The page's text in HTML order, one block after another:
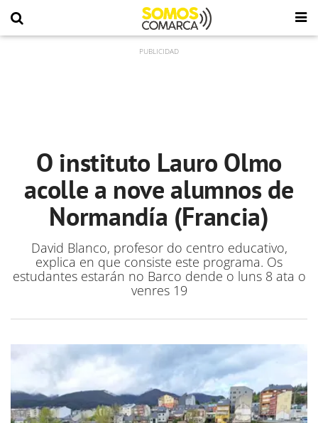
O instituto Lauro Olmo
acolle a nove alumnos de
Normandía (Francia)
David Blanco, profesor do centro educativo,
explica en que consiste este programa. Os
estudantes estarán no Barco dende o luns 8 ata o
venres 19